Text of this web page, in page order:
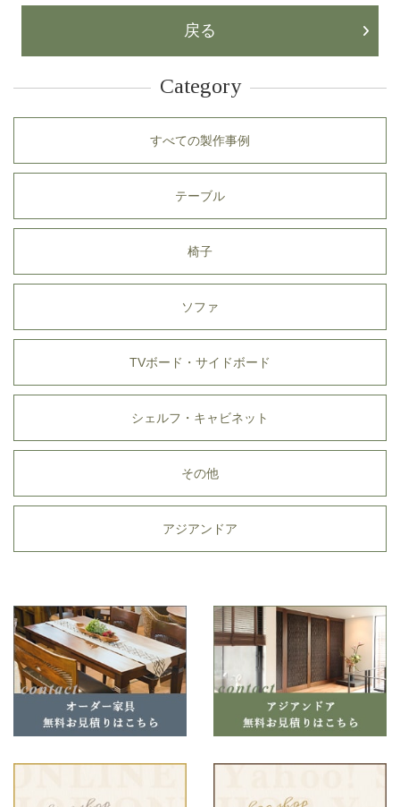
戻る
Category
すべての製作事例
テーブル
椅子
ソファ
TVボード・サイドボード
シェルフ・キャビネット
その他
アジアンドア